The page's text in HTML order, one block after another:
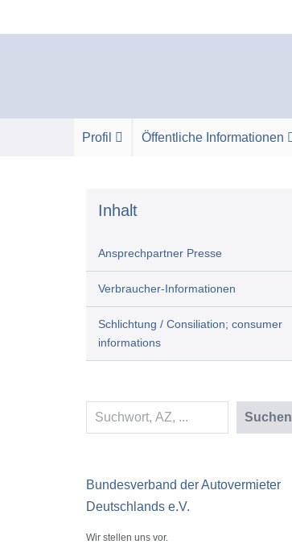
Inhalt
Profil Öffentliche Informationen
Inhalt
Ansprechpartner Presse
Verbraucher-Informationen
Schlichtung / Consiliation; consumer
informations
Suchen Suchen
Bundesverband der Autovermieter
Deutschlands e.V.
Wir stellen uns vor.